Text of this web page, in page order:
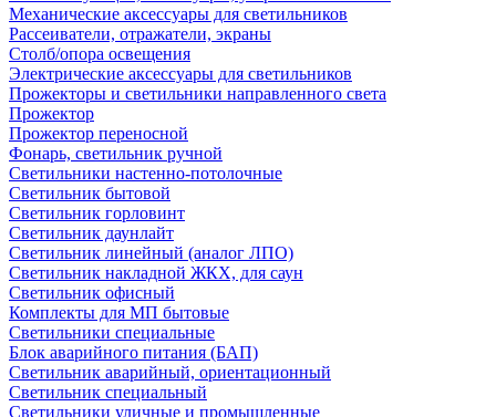
Механические аксессуары для светильников
Рассеиватели, отражатели, экраны
Столб/опора освещения
Электрические аксессуары для светильников
Прожекторы и светильники направленного света
Прожектор
Прожектор переносной
Фонарь, светильник ручной
Светильники настенно-потолочные
Светильник бытовой
Светильник горловинт
Светильник даунлайт
Светильник линейный (аналог ЛПО)
Светильник накладной ЖКХ, для саун
Светильник офисный
Комплекты для МП бытовые
Светильники специальные
Блок аварийного питания (БАП)
Светильник аварийный, ориентационный
Светильник специальный
Светильники уличные и промышленные